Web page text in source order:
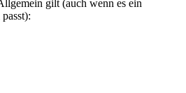
gilt (auch wenn es ein